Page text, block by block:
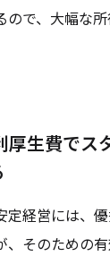
ので、大幅な
生費でス
経営には、
、そのための